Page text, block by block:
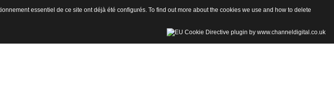
essentiel de ce site ont déjà été configurés. To find out more about the cookies we use and how to delete